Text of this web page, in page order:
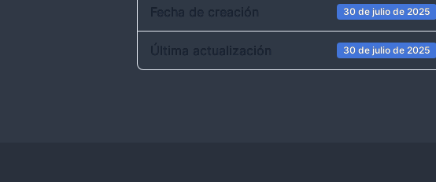
Fecha de creación 30 de julio de 2025
Última actualización 30 de julio de 2025